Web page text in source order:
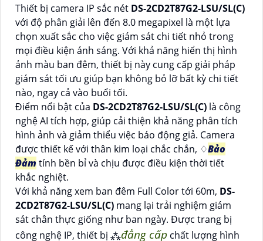
Thiết bị camera IP sắc nét DS-2CD2T87G2-LSU/SL(C)
với độ phân giải lên đến 8.0 megapixel là một lựa
chọn xuất sắc cho việc giám sát chi tiết nhỏ trong
mọi điều kiện ánh sáng. Với khả năng hiển thị hình
ảnh màu ban đêm, thiết bị này cung cấp giải pháp
giám sát tối ưu giúp bạn không bỏ lỡ bất kỳ chi tiết
nào, ngay cả vào buổi tối.
Điểm nổi bật của DS-2CD2T87G2-LSU/SL(C) là công
nghệ AI tích hợp, giúp cải thiện khả năng phân tích
hình ảnh và giảm thiểu việc báo động giả. Camera
được thiết kế với thân kim loại chắc chắn, ♢Bảo
Đảm tính bền bỉ và chịu được điều kiện thời tiết
khắc nghiệt.
Với khả năng xem ban đêm Full Color tới 60m, DS-
2CD2T87G2-LSU/SL(C) mang lại trải nghiệm giám
sát chân thực giống như ban ngày. Được trang bị
công nghệ IP, thiết bị ⁂đẳng cấp chất lượng hình